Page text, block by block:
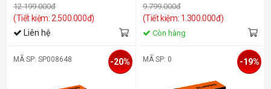
12.199.000đ
(Tiết kiệm: 2.500.000đ)
Liên hệ
9.799.000đ
(Tiết kiệm: 1.300.000đ)
Còn hàng
MÃ SP: SP008648 -20% MÃ SP: 0 -19%